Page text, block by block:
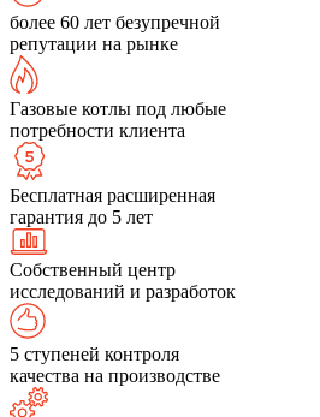
более 60 лет безупречной
репутации на рынке
Газовые котлы под любые
потребности клиента
Бесплатная расширенная
гарантия до 5 лет
Собственный центр
исследований и разработок
5 ступеней контроля
качества на производстве